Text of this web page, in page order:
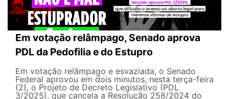
Em votação relâmpago, Senado aprova
PDL da Pedofilia e do Estupro
Em votação relâmpago e esvaziada, o Senado
Federal aprovou em dois minutos, nesta terça-feira
(2), o Projeto de Decreto Legislativo (PDL
3/2025), que cancela a Resolução 258/2024 do